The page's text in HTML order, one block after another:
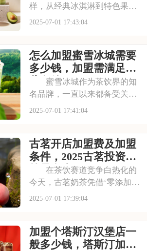
样，从经典冰淇淋到特色果
茶，满足不同消费者口味。门
力和市场潜力，让众多投资者
心动不已，那么加盟蜜雪冰城
需要多少费用呢？以下
2025-07-01 17:43:04
怎么加盟蜜雪冰城需要
多少钱，加盟需满足哪
些条件
蜜雪冰城作为茶饮界的知
名品牌，一直以来都备受关
注。它以丰富的产品线和高性
班族，都是蜜雪冰城的忠实粉
丝。那么，加盟蜜雪冰城的费
用究竟是多少呢？下面
2025-07-01 17:41:04
古茗开店加盟费及加盟
条件，2025古茗投资预
算是多少
在茶饮赛道竞争白热化的
今天，古茗奶茶凭借‘零添加、
低糖健康’的差异化定位，深受
要多少钱？下面就来看看古茗
开店加盟费及加盟条件，2025
2025-07-01 17:39:04
加盟个塔斯汀汉堡店一
般多少钱，塔斯汀加盟